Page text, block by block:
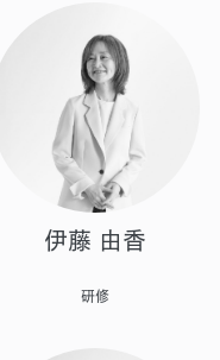
伊藤 由香
研修